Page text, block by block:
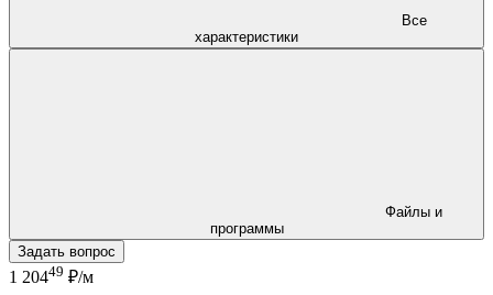
характеристики
программы
Задать вопрос
1 20449 ₽/м